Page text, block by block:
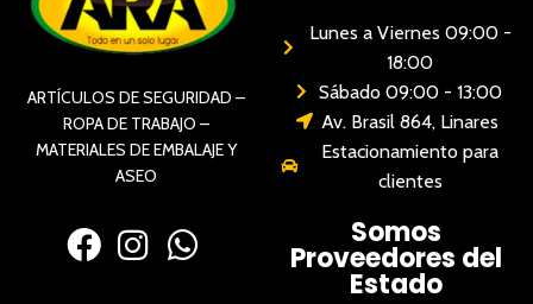
ARTÍCULOS DE SEGURIDAD –
ROPA DE TRABAJO –
MATERIALES DE EMBALAJE Y
ASEO
Lunes a Viernes 09:00 -
18:00
Sábado 09:00 - 13:00
Av. Brasil 864, Linares
Estacionamiento para
clientes
Somos
Proveedores del
Estado